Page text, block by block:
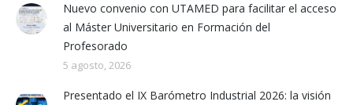
Nuevo convenio con UTAMED para facilitar el acceso
al Máster Universitario en Formación del
Profesorado
5 agosto, 2026
Presentado el IX Barómetro Industrial 2026: la visión